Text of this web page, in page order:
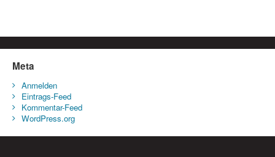
Meta
Anmelden
Eintrags-Feed
Kommentar-Feed
WordPress.org